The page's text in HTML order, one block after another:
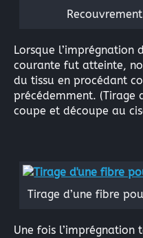
Lorsque l’imprégnation
courante fut atteinte,
du tissu en procédant
précédemment.
coupe et découpe au
Tirage d’une fibre
Une fois
Rechercher